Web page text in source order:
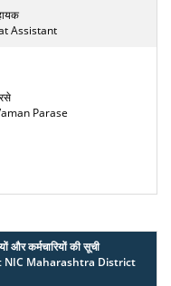
Assistant
Parase
और कर्मचारियों की सूची
NIC Maharashtra District